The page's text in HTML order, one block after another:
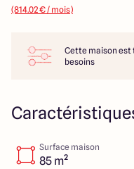
Maisons ARLOGIS
(814.02 € / mois)
Cette maison est
besoins
Surface maison
85 m²